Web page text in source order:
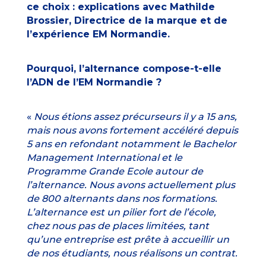
ce choix : explications avec Mathilde
Brossier, Directrice de la marque et de
l’expérience EM Normandie.
Pourquoi, l’alternance compose-t-elle
l’ADN de l’EM Normandie ?
« Nous étions assez précurseurs il y a 15 ans,
mais nous avons fortement accéléré depuis
5 ans en refondant notamment le Bachelor
Management Internationalet le
Programme Grande Ecoleautour de
l’alternance. Nous avons actuellement plus
de 800 alternants dans nos formations.
L’alternance est un pilier fort de l’école,
chez nous pas de places limitées, tant
qu’une entreprise est prête à accueillir un
de nos étudiants, nous réalisons un contrat.